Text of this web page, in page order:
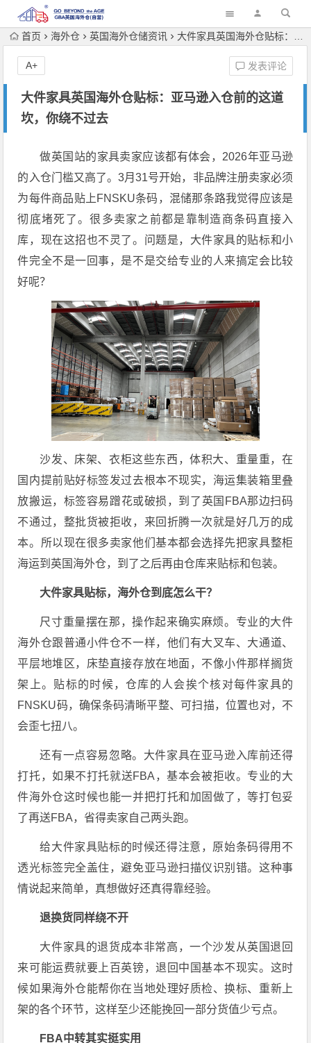
首页 海外仓 英国海外仓储资讯 大件家具英国海外仓贴标：亚马逊入仓前的这道坎，你绕不过去
大件家具英国海外仓贴标：亚马逊入仓前的这道
坎，你绕不过去
发表评论
A+
做英国站的家具卖家应该都有体会，2026年亚马逊
的入仓门槛又高了。3月31号开始，非品牌注册卖家必须
为每件商品贴上FNSKU条码，混储那条路我觉得应该是
彻底堵死了。很多卖家之前都是靠制造商条码直接入
库，现在这招也不灵了。问题是，大件家具的贴标和小
件完全不是一回事，是不是交给专业的人来搞定会比较
好呢？
沙发、床架、衣柜这些东西，体积大、重量重，在
国内提前贴好标签发过去根本不现实，海运集装箱里叠
放搬运，标签容易蹭花或破损，到了英国FBA那边扫码
不通过，整批货被拒收，来回折腾一次就是好几万的成
本。所以现在很多卖家他们基本都会选择先把家具整柜
海运到英国海外仓，到了之后再由仓库来贴标和包装。
大件家具贴标，海外仓到底怎么干？
尺寸重量摆在那，操作起来确实麻烦。专业的大件
海外仓跟普通小件仓不一样，他们有大叉车、大通道、
平层地堆区，床垫直接存放在地面，不像小件那样搁货
架上。贴标的时候，仓库的人会挨个核对每件家具的
FNSKU码，确保条码清晰平整、可扫描，位置也对，不
会歪七扭八。
还有一点容易忽略。大件家具在亚马逊入库前还得
打托，如果不打托就送FBA，基本会被拒收。专业的大
件海外仓这时候也能一并把打托和加固做了，等打包妥
了再送FBA，省得卖家自己两头跑。
给大件家具贴标的时候还得注意，原始条码得用不
透光标签完全盖住，避免亚马逊扫描仪识别错。这种事
情说起来简单，真想做好还真得靠经验。
退换货同样绕不开
大件家具的退货成本非常高，一个沙发从英国退回
来可能运费就要上百英镑，退回中国基本不现实。这时
候如果海外仓能帮你在当地处理好质检、换标、重新上
架的各个环节，这样至少还能挽回一部分货值少亏点。
FBA中转其实挺实用